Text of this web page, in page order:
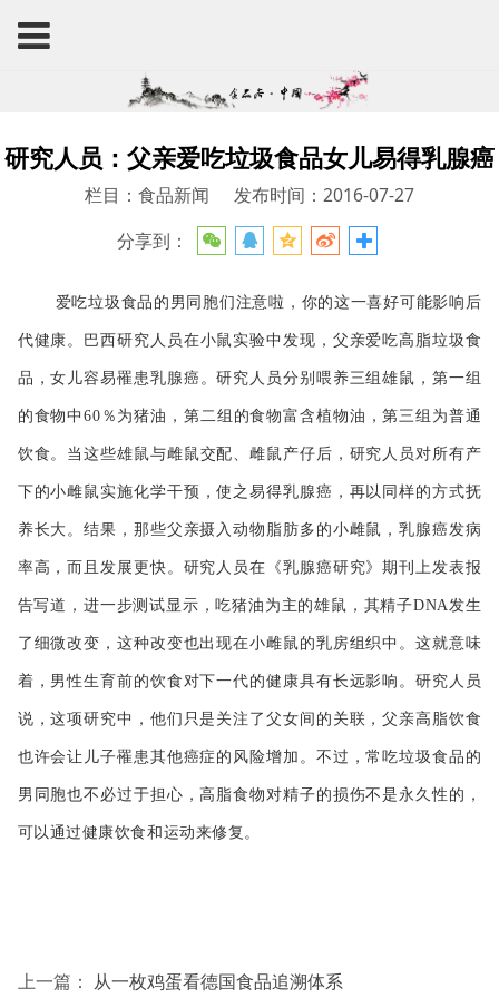
研究人员：父亲爱吃垃圾食品女儿易得乳腺癌
栏目：食品新闻
发布时间：2016-07-27
分享到：
爱吃垃圾食品 的男同胞们注意啦，你的这一喜好可能影响后
代健康。 巴西研究人员在小鼠实验中发现，父亲爱吃高脂垃圾食
品，女儿容易罹患乳腺癌 。研究人 员分别喂养三组雄鼠，第一组
的食物中60％为猪油 ，第二组的食物富含植物油 ，第三组为普通
饮食。当这些雄鼠与雌鼠交配、雌鼠产仔后，研究人员对所有产
下的小雌鼠实施化学干预，使之易得乳腺癌，再以同样的方式抚
养长大。结果，那些父亲摄入动物脂肪多的小雌鼠，乳腺癌发病
率高，而且发展更快。研究人员在《乳腺癌研究》期刊上发表报
告写道，进一步测试显示，吃猪油为主的雄鼠，其精子DNA发生
了细微改变，这种改变也出现在小雌鼠的乳房组织中。这就意味
着，男性生育前的饮食对下一代的健康具有长远影响。研究人员
说，这项研究中，他们只是关注了父女间的关联，父亲高脂饮食
也许会让儿子罹患其他癌症的风险增加。不过，常吃垃圾食品的
男同胞也不必过于担心，高脂食物对精子的损伤不是永久性的，
可以通过健康饮食和运动来修复。
上一篇： 从一枚鸡蛋看德国食品追溯体系